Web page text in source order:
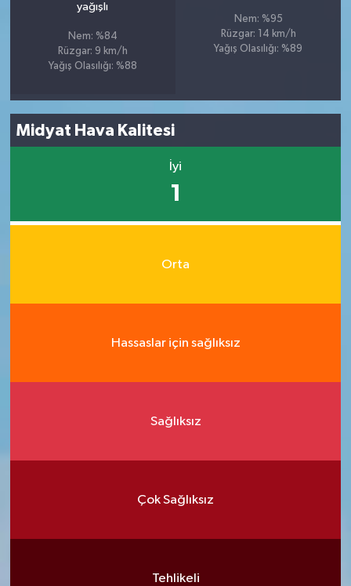
yağışlı
Nem: %84
Rüzgar: 9 km/h
Yağış Olasılığı: %88
Nem: %95
Rüzgar: 14 km/h
Yağış Olasılığı: %89
Midyat Hava Kalitesi
İyi
1
Orta
Hassaslar için sağlıksız
Sağlıksız
Çok Sağlıksız
Tehlikeli